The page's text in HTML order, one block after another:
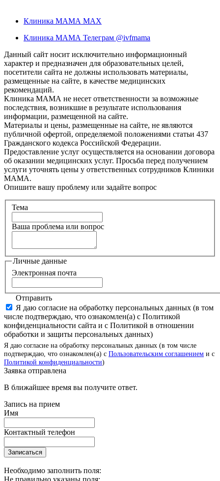
Клиника МАМА MAX
Клиника МАМА Телеграм @ivfmama
Данный сайт носит исключительно информационный
характер и предназначен для образовательных целей,
посетители сайта не должны использовать материалы,
размещенные на сайте, в качестве медицинских
рекомендаций.
Клиника МАМА не несет ответственности за возможные
последствия, возникшие в результате использования
информации, размещенной на сайте.
Материалы и цены, размещенные на сайте, не являются
публичной офертой, определяемой положениями статьи 437
Гражданского кодекса Российской Федерации.
Предоставление услуг осуществляется на основании договора
об оказании медицинских услуг. Просьба перед получением
услуги уточнять цены у ответственных сотрудников Клиники
МАМА.
Опишите вашу проблему или задайте вопрос
Тема
Ваша проблема или вопрос
Личные данные
Электронная почта
Отправить
Я даю согласие на обработку персональных данных (в том
числе подтверждаю, что ознакомлен(а) с Политикой
конфиденциальности сайта и с Политикой в отношении
обработки и защиты персональных данных)
Я даю согласие на обработку персональных данных (в том числе
подтверждаю, что ознакомлен(а) с Пользовательским соглашением и с
Политикой конфиденциальности)
Заявка отправлена
В ближайшее время вы получите ответ.
Запись на прием
Имя
Контактный телефон
Записаться
Необходимо заполнить поля:
Не правильно указаны поля: